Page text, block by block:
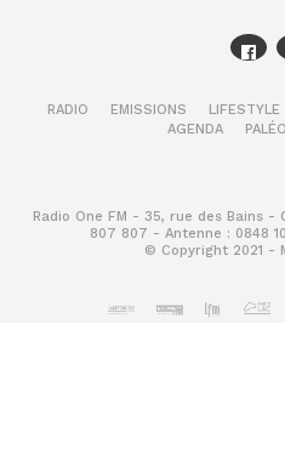
RADIO EMISSIONS LIFESTYLE
AGENDA
Radio One FM - 35, rue des Bains -
807 807 - Antenne : 0848
© Copyright 2021 -